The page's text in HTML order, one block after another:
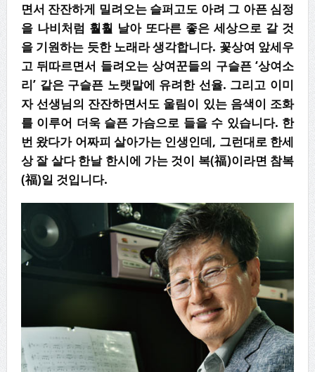
면서 잔잔하게 밀려오는 슬퍼고도 아려 그 아픈 심정
을 나비처럼 훨훨 날아 또다른 좋은 세상으로 갈 것
을 기원하는 듯한 노래라 생각합니다. 꽃상여 앞세우
고 뒤따르면서 들려오는 상여꾼들의 구슬픈‘상여소
리’ 같은 구슬픈 노랫말에 유려한 선율. 그리고 이미
자 선생님의 잔잔하면서도 울림이 있는 음색이 조화
를 이루어 더욱 슬픈 가슴으로 들을 수 있습니다. 한
번 왔다가 어짜피 살아가는 인생인데, 그런대로 한세
상 잘 살다 한날 한시에 가는 것이 복(福)이라면 참복
(福)일 것입니다.